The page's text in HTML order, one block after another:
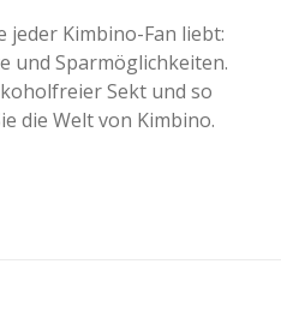
jeder Kimbino-Fan liebt:
und Sparmöglichkeiten.
Sekt und so
die Welt von Kimbino.